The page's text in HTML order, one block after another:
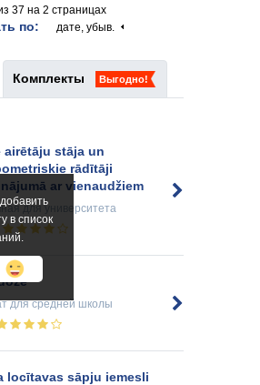
37 на 2 страницах
по: дате, убыв.
Комплекты Выгодно!
в список
airētāju stāja un
rādītāji
ar vienaudžiem
для университета
для средней школы
locītavas sāpju iemesli